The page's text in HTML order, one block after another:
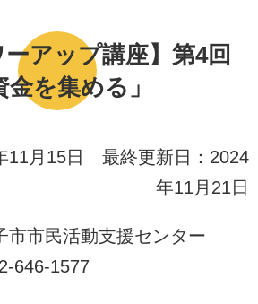
ーアップ講座】第4回
金を集める」
11月15日 最終更新日：2024
年11月21日
市市民活動支援センター
1577